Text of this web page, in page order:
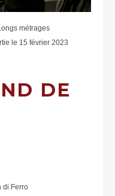
métrages
le 15 février 2023
DE
di Ferro